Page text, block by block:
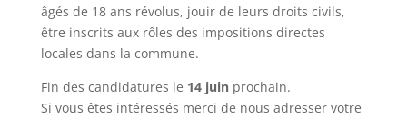
âgés de 18 ans révolus, jouir de leurs droits civils,
être inscrits aux rôles des impositions directes
locales dans la commune.
Fin des candidatures le 14 juinprochain.
Si vous êtes intéressés merci de nous adresser votre